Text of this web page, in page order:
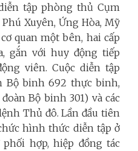
tập phòng thủ Cụm
Xuyên, Ứng Hòa, Mỹ
quan một bên, hai cấp
gắn với huy động tiếp
viên. Cuộc diễn tập
Bộ binh 692 thực binh,
Bộ binh 301) và các
Thủ đô. Lần đầu tiên
hình thức diễn tập ở
hợp, hiệp đồng tác